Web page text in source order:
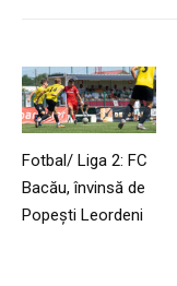
Fotbal/ Liga 2: FC
Bacău, învinsă de
Popești Leordeni